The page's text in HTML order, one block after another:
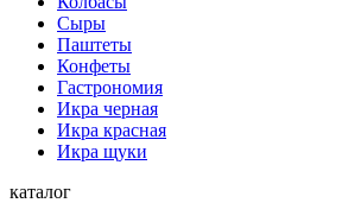
Сыры
Паштеты
Конфеты
Гастрономия
Икра черная
Икра красная
Икра щуки
каталог